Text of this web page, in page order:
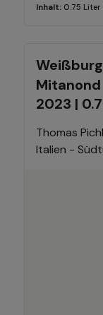
Inhalt: 0.75 Liter
Mitanond
2023 |
Thomas
Italien -